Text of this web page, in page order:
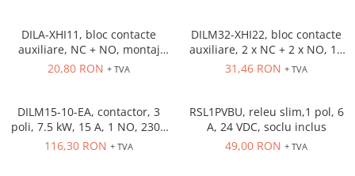
Cleme sir
Accesorii cleme
Cleme 2.5mm
Cleme 4mm
DILA-XHI11, bloc contacte
auxiliare, NC + NO, montaj
frontal
20,80 RON + TVA
DILM32-XHI22, bloc contacte
auxiliare, 2 x NC + 2 x NO, 16
A, montaj frontal
31,46 RON + TVA
DILM15-10-EA, contactor, 3
poli, 7.5 kW, 15 A, 1 NO, 230V
AC
116,30 RON + TVA
RSL1PVBU, releu slim,1 pol, 6
A, 24 VDC, soclu inclus
49,00 RON + TVA